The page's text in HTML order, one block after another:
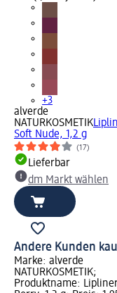
+3
alverde
NATURKOSMETIK
Soft Nude, 1,2 g
(17)
Lieferbar
dm Markt wählen
Andere Kunden
Marke: alverde
NATURKOSMETIK;
Produktname: